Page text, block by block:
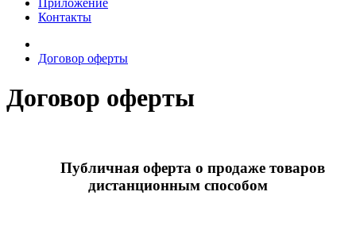
Приложение
Контакты
Договор оферты
Договор оферты
Публичная оферта о продаже товаров
дистанционным способом